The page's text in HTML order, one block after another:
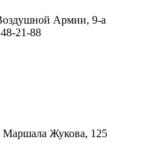
Армии, 9-а
21-88
Маршала Жукова, 125